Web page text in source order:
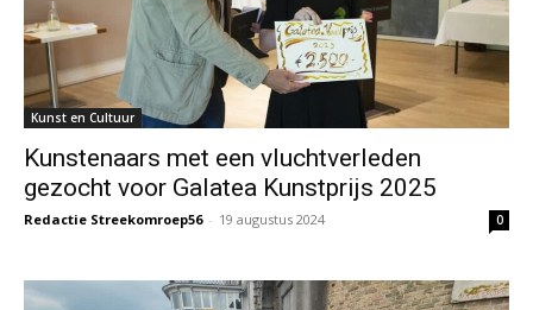
Kunst en Cultuur
Kunstenaars met een vluchtverleden
gezocht voor Galatea Kunstprijs 2025
Redactie Streekomroep56 - 19 augustus 2024 0